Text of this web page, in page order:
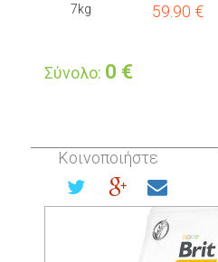
7kg 59.90 €
Σύνολο: 0 €
Κοινοποιήστε